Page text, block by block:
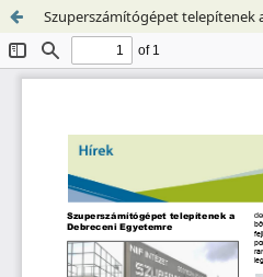
Szuperszámítógépet telepítenek